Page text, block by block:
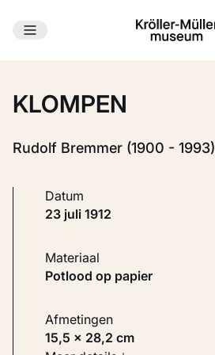
Ga naar hoofdinhoud
KLOMPEN
Rudolf Bremmer (1900 - 1993)
Datum
23 juli 1912
Materiaal
Potlood op papier
Afmetingen
15,5 × 28,2 cm